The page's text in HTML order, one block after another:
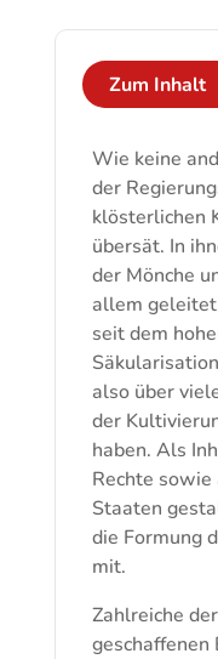
Zum Inhalt
Wie keine
der
klösterlichen
übersät. In
der Mönche
allem
seit dem
also über
der
haben. Als
Rechte
Staaten
die Formung
mit.
Zahlreiche